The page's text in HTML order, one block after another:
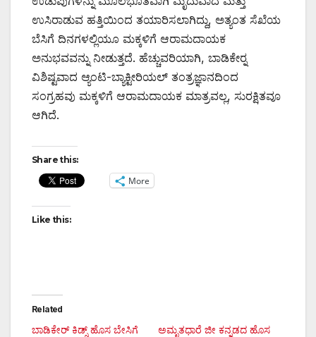
ಉಸಿರಾಡುವ ಹತ್ತಿಯಿಂದ ತಯಾರಿಸಲಾಗಿದ್ದು, ಅತ್ಯಂತ ಸೆಖೆಯ
ಬೆಸಿಗೆ ದಿನಗಳಲ್ಲಿಯೂ ಮಕ್ಕಳಿಗೆ ಆರಾಮದಾಯಕ
ಅನುಭವವನ್ನು ನೀಡುತ್ತದೆ. ಹೆಚ್ಚುವರಿಯಾಗಿ, ಬಾಡಿಕೇರ್‍ನ
ವಿಶಿಷ್ಟವಾದ ಆ್ಯಂಟಿ-ಬ್ಯಾಕ್ಟೀರಿಯಲ್ ತಂತ್ರಜ್ಞಾನದಿಂದ
ಸಂಗ್ರಹವು ಮಕ್ಕಳಿಗೆ ಆರಾಮದಾಯಕ ಮಾತ್ರವಲ್ಲ, ಸುರಕ್ಷಿತವೂ
ಆಗಿದೆ.
Share this:
More
Like this:
Related
ಬಾಡಿಕೇರ್ ಕಿಡ್ಸ್ ಹೊಸ ಬೇಸಿಗೆ
ಅಮೃತಧಾರೆ ಜೀ ಕನ್ನಡದ ಹೊಸ